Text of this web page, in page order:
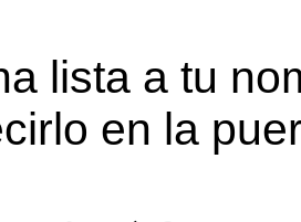
lista a tu
en la